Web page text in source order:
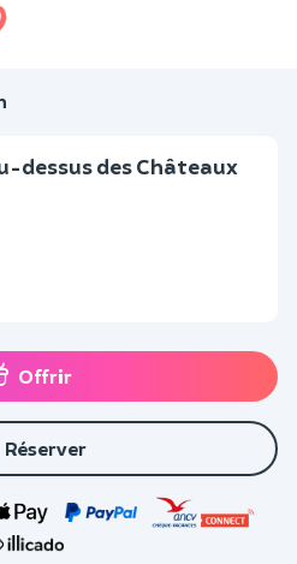
dessus des Châteaux
Offrir
Réserver